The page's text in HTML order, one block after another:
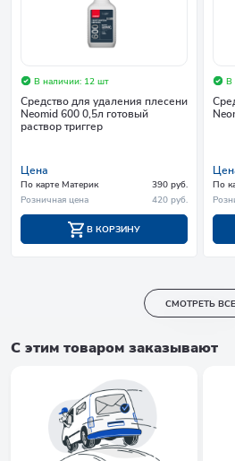
В наличии: 12 шт
Средство для удаления плесени
Neomid 600 0,5л готовый
раствор триггер
Цена
По карте Материк
390 руб.
Розничная цена
420 руб.
В КОРЗИНУ
В
По
СМОТРЕТЬ ВСЕ
С этим товаром заказывают